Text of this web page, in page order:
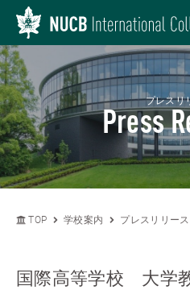
プレスリ
Press
TOP 学校案内 プレスリリース
国際高等学校 大学